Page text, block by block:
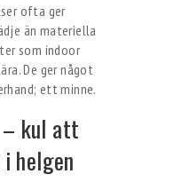
ofta ger
än materiella
som indoor
De ger något
ett minne.
kul att
helgen